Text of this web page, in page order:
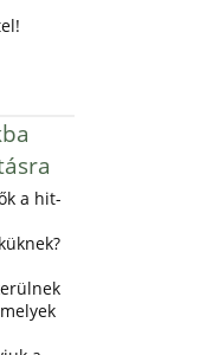
a hit-